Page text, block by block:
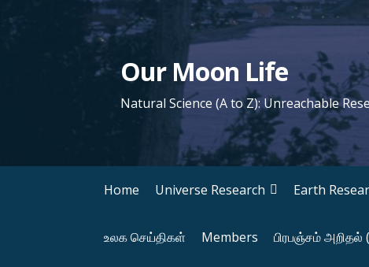
o
Our Moon Life
Natural Science (A to Z): Unreachable
Home Universe Research Earth
உலக செய்திகள் Members பிரபஞ்சம் அறிதல்